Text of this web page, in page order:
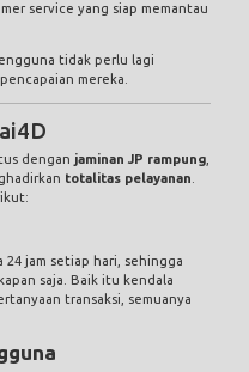
service yang siap memantau
tidak perlu lagi
mereka.
dengan jaminan JP rampung
totalitas pelayanan
jam setiap hari, sehingga
saja. Baik itu kendala
transaksi, semuanya